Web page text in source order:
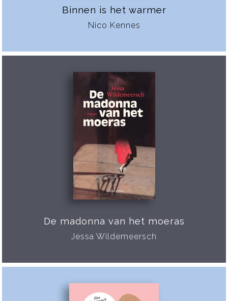
Binnen is het warmer
Nico Kennes
De madonna van het moeras
Jessa Wildemeersch